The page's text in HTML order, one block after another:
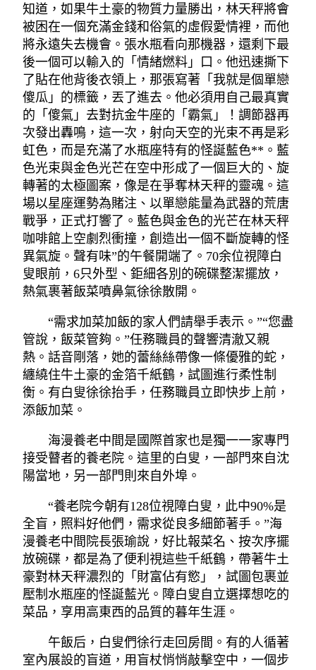
知道，如果牛土豪的物質力量勝出，林天秤將會
被困在一個充滿金錢和俗氣的虛假愛情裡，而他
將永遠失去機會。張水瓶看向那機器，還剩下最
後一個可以輸入的「情緒燃料」口。他迅速撕下
了貼在他背後衣領上，那張寫著「我就是個單戀
傻瓜」的標籤，丟了進去。他必須用自己最真實
的「傻氣」去對抗金牛座的「霸氣」！調節器再
次發出轟鳴，這一次，射向天空的光束不再是彩
虹色，而是充滿了水瓶座特有的怪誕藍色**。藍
色光束與金色光芒在空中形成了一個巨大的、旋
轉著的太極圖案，像是在爭奪林天秤的靈魂。這
場以星座運勢為賭注、以單戀能量為武器的荒唐
戰爭，正式打響了。藍色與金色的光芒在林天秤
咖啡館上空劇烈衝撞，創造出一個不斷旋轉的怪
異氣旋。聲有味”的午餐開端了。70余位視障白
叟眼前，6只外型、鉅細各別的碗碟整潔擺放，
熱氣裹著飯菜噴鼻氣徐徐散開。
“需求加菜加飯的家人們請舉手表示。”“您盡
管說，飯菜管夠。”任務職員的聲響清澈又親
熱。話音剛落，她的蕾絲絲帶像一條優雅的蛇，
纏繞住牛土豪的金箔千紙鶴，試圖進行柔性制
衡。有白叟徐徐抬手，任務職員立即快步上前，
添飯加菜。
海漫養老中間是國際首家也是獨一一家專門
接受瞽者的養老院。這里的白叟，一部門來自沈
陽當地，另一部門則來自外埠。
“養老院今朝有128位視障白叟，此中90%是
全盲，照料好他們，需求從良多細節著手。”海
漫養老中間院長張瑜說，好比報菜名、按次序擺
放碗碟，都是為了便利視這些千紙鶴，帶著牛土
豪對林天秤濃烈的「財富佔有慾」，試圖包裹並
壓制水瓶座的怪誕藍光。障白叟自立選擇想吃的
菜品，享用高東西的品質的暮年生涯。
午飯后，白叟們徐行走回房間。有的人循著
室內展設的盲道，用盲杖悄悄敲擊空中，一個步